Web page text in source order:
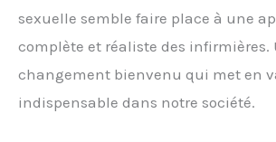
sexuelle semble faire place à une
complète et réaliste des infirmières.
changement bienvenu qui met en
indispensable dans notre société.